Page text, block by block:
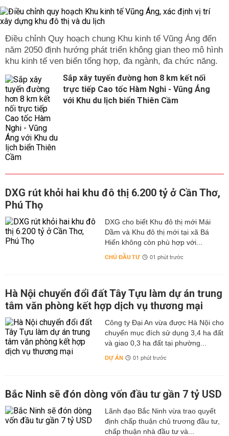
Điều chỉnh Quy hoạch chung Khu kinh tế Vũng Áng đến
năm 2050 định hướng phát triển không gian theo mô hình
khu kinh tế ven biển tổng hợp, đa ngành, đa chức năng.
Sắp xây tuyến đường hơn 8 km kết nối
trực tiếp Cao tốc Hàm Nghi - Vũng Áng
với Khu du lịch biển Thiên Cầm
DXG rút khỏi hai khu đô thị 6.200 tỷ ở Cần Thơ,
Phú Thọ
DXG cho biết Khu đô thị mới Mái
Dầm và Khu đô thị mới tại xã Bá
Hiến không còn phù hợp với...
CHỦ ĐẦU TƯ 01 phút trước
Hà Nội chuyển đổi đất Tây Tựu làm dự án trung
tâm văn phòng kết hợp dịch vụ thương mại
Công ty Đại An vừa được Hà Nội cho
chuyển mục đích sử dụng 3,4 ha đất
và giao 0,3 ha đất tại phường...
DỰ ÁN 01 phút trước
Bắc Ninh sẽ đón dòng vốn đầu tư gần 7 tỷ USD
Lãnh đạo Bắc Ninh vừa trao quyết
định chấp thuận chủ trương đầu tư,
chấp thuận nhà đầu tư và...